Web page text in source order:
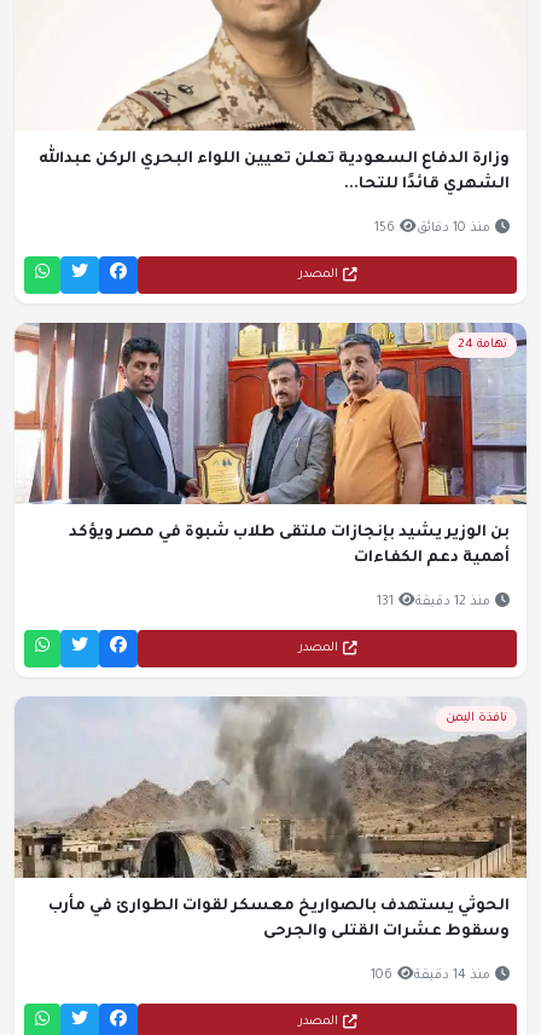
وزارة الدفاع السعودية تعلن تعيين اللواء البحري الركن عبدالله
الشهري قائدًا للتحا...
منذ 10 دقائق 156
المصدر
تهامة 24
بن الوزير يشيد بإنجازات ملتقى طلاب شبوة في مصر ويؤكد
أهمية دعم الكفاءات
منذ 12 دقيقة 131
المصدر
نافذة اليمن
الحوثي يستهدف بالصواريخ معسكر لقوات الطوارئ في مأرب
وسقوط عشرات القتلى والجرحى
منذ 14 دقيقة 106
المصدر